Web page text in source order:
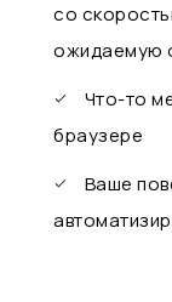
со
ожидаемую
Что-то
браузере
Ваше